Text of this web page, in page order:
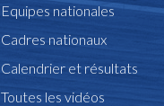
Equipes nationales
Cadres nationaux
Calendrier et résultats
Toutes les vidéos